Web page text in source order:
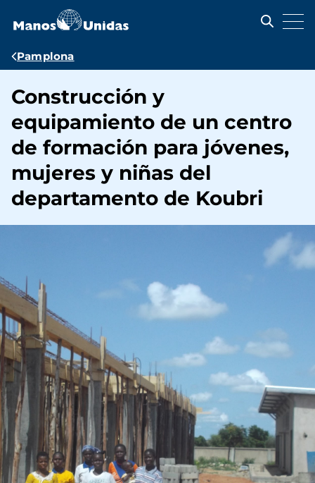
contenido
Ruta
navegación
Pamplona
Construcción y
equipamiento de un centro
de formación para jóvenes,
mujeres y niñas del
departamento de Koubri